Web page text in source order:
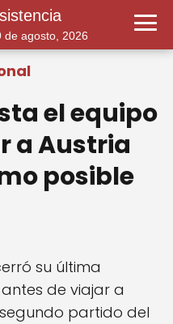
de agosto, 2026
el equipo
a Austria
posible
su última
antes de viajar a
partido del